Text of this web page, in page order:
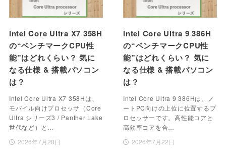
Intel Core Ultra X7 358H
の“ベンチマークCPU性
能”はどれくらい？ 気に
なる仕様 & 搭載パソコン
は？
Intel Core Ultra X7 358Hは、
モバイル向けプロセッサ（Core
Ultra シリーズ3 / Panther Lake
世代など）と…
2026年7月28日
Intel Core Ultra 9 386H
の“ベンチマークCPU性
能”はどれくらい？ 気に
なる仕様 & 搭載パソコン
は？
Intel Core Ultra 9 386Hは、ノ
ートPC向けの上位に位置するプ
ロセッサーです。高性能コアと
高効率コアを合…
2026年7月22日